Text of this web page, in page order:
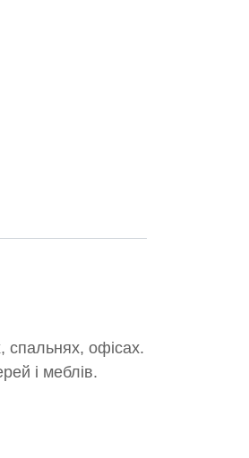
спальнях, офісах.
і меблів.